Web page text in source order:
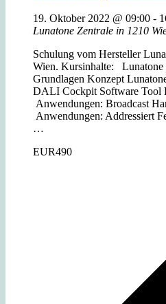
19. Oktober 2022 @ 09:00 -
Lunatone Zentrale in 1210
Schulung vom Hersteller
Wien. Kursinhalte:
Grundlagen Konzept
DALI Cockpit Software Tool
Anwendungen: Broadcast
Anwendungen: Addressiert
…
EUR490